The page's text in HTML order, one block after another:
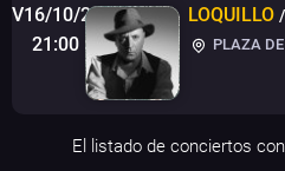
V16/10/26
21:00
LOQUILLO
PLAZA
El listado de conciertos